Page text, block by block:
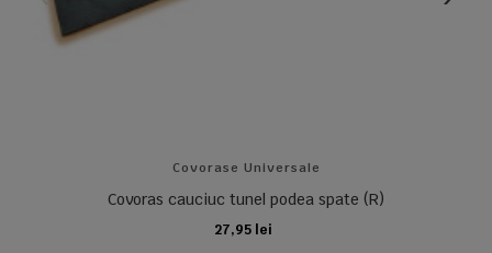
Covorase Universale
Covoras cauciuc tunel podea spate (R)
27,95 lei
ADAUGA IN COS